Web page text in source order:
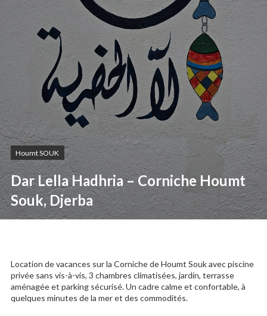
Houmt SOUK
Dar Lella Hadhria – Corniche Houmt
Souk, Djerba
Location de vacances sur la Corniche de Houmt Souk avec piscine
privée sans vis-à-vis, 3 chambres climatisées, jardin, terrasse
aménagée et parking sécurisé. Un cadre calme et confortable, à
quelques minutes de la mer et des commodités.